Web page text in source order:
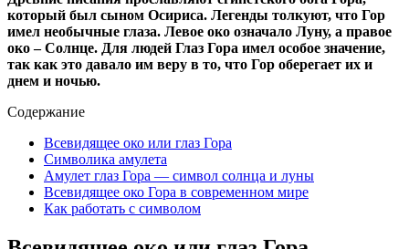
который был сыном Осириса. Легенды толкуют, что Гор
имел необычные глаза. Левое око означало Луну, а правое
око – Солнце. Для людей Глаз Гора имел особое значение,
так как это давало им веру в то, что Гор оберегает их и
днем и ночью.
Содержание
Всевидящее око или глаз Гора
Символика амулета
Амулет глаз Гора — символ солнца и луны
Всевидящее око Гора в современном мире
Как работать с символом